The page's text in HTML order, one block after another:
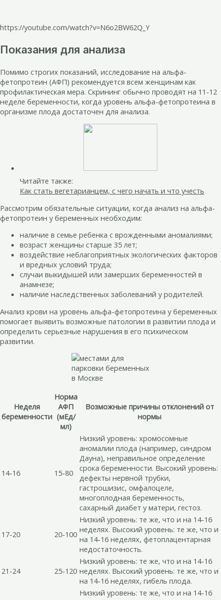
https://youtube.com/watch?v=N6o2BW62Q_Y
Показания для анализа
Помимо строгих показаний, исследование на альфа-
фетопротеин (АФП) рекомендуется всем женщинам как
профилактическая мера. Скрининг обычно проводят на 11-12
неделе беременности, когда уровень альфа-фетопротеина в
организме плода достаточен для анализа.
Читайте также:
Как стать вегетарианцем, с чего начать и что учесть
Рассмотрим обязательные ситуации, когда анализ на альфа-
фетопротеин у беременных необходим:
наличие в семье ребенка с врожденными аномалиями;
возраст женщины старше 35 лет;
воздействие неблагоприятных экологических факторов
и вредных условий труда;
случаи выкидышей или замерших беременностей в
анамнезе;
наличие наследственных заболеваний у родителей.
Анализ крови на уровень альфа-фетопротеина у беременных
помогает выявить возможные патологии в развитии плода и
определить серьезные нарушения в его психическом
развитии.
Неделя
беременности
Норма
АФП
(мЕд/
мл)
Возможные причины отклонений от
нормы
14-16 15-80
Низкий уровень: хромосомные
аномалии плода (например, синдром
Дауна), неправильное определение
срока беременности. Высокий уровень:
дефекты нервной трубки,
гастрошизис, омфалоцеле,
многоплодная беременность,
сахарный диабет у матери, гестоз.
17-20 20-100
Низкий уровень: те же, что и на 14-16
неделях. Высокий уровень: те же, что и
на 14-16 неделях, фетоплацентарная
недостаточность.
21-24 25-120
Низкий уровень: те же, что и на 14-16
неделях. Высокий уровень: те же, что и
на 14-16 неделях, гибель плода.
Низкий уровень: те же, что и на 14-16